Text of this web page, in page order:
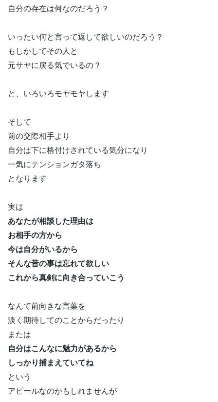
自分の存在は何なのだろう？
いったい何と言って返して欲しいのだろう？
もしかしてその人と
元サヤに戻る気でいるの？
と、いろいろモヤモヤします
そして
前の交際相手より
自分は下に格付けされている気分になり
一気にテンションガタ落ち
となります
実は
あなたが相談した理由は
お相手の方から
今は自分がいるから
そんな昔の事は忘れて欲しい
これから真剣に向き合っていこう
なんて前向きな言葉を
淡く期待してのことからだったり
または
自分はこんなに魅力があるから
しっかり捕まえていてね
という
アピールなのかもしれませんが